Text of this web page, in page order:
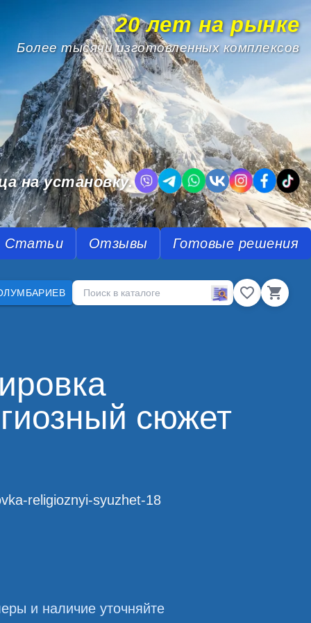
20 лет на рынке
Более тысячи изготовленных комплексов
на установку.
Статьи Отзывы Готовые решения
сюжет
religioznyi-syuzhet-18
и наличие уточняйте